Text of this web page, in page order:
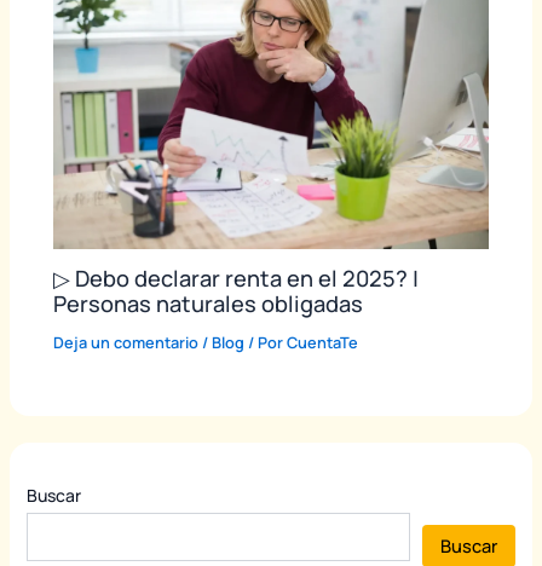
▷ Debo declarar renta en el 2025? |
Personas naturales obligadas
Deja un comentario/Blog / PorCuentaTe
Buscar
Buscar